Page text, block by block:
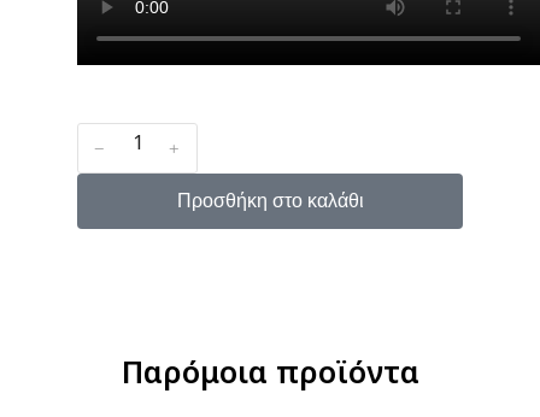
﹣ ﹢
Προσθήκη στο καλάθι
Παρόμοια προϊόντα